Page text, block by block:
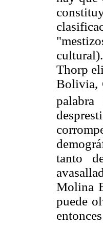
Thorp
Bolivia,
tanto
Molina
puede